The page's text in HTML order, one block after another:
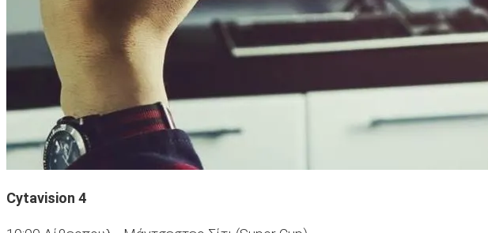
Cytavision 4